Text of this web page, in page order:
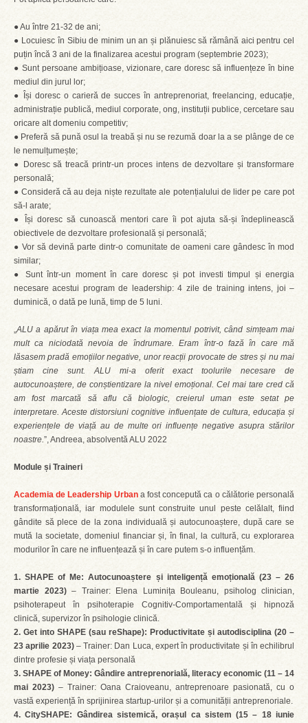
● Au între 21-32 de ani;
● Locuiesc în Sibiu de minim un an și plănuiesc să rămână aici pentru cel
puțin încă 3 ani de la finalizarea acestui program (septembrie 2023);
● Sunt persoane ambițioase, vizionare, care doresc să influențeze în bine
mediul din jurul lor;
● Își doresc o carieră de succes în antreprenoriat, freelancing, educație,
administrație publică, mediul corporate, ong, instituții publice, cercetare sau
oricare alt domeniu competitiv;
● Preferă să pună osul la treabă și nu se rezumă doar la a se plânge de ce
le nemulțumește;
● Doresc să treacă printr-un proces intens de dezvoltare și transformare
personală;
● Consideră că au deja niște rezultate ale potențialului de lider pe care pot
să-l arate;
● Își doresc să cunoască mentori care îi pot ajuta să-și îndeplinească
obiectivele de dezvoltare profesională și personală;
● Vor să devină parte dintr-o comunitate de oameni care gândesc în mod
similar;
● Sunt într-un moment în care doresc și pot investi timpul și energia
necesare acestui program de leadership: 4 zile de training intens, joi –
duminică, o dată pe lună, timp de 5 luni.
„ALU a apărut în viața mea exact la momentul potrivit, când simțeam mai
mult ca niciodată nevoia de îndrumare. Eram într-o fază în care mă
lăsasem pradă emoțiilor negative, unor reacții provocate de stres și nu mai
știam cine sunt. ALU mi-a oferit exact toolurile necesare de
autocunoaștere, de conștientizare la nivel emoțional. Cel mai tare cred că
am fost marcată să aflu că biologic, creierul uman este setat pe
interpretare. Aceste distorsiuni cognitive influențate de cultura, educația și
experiențele de viață au de multe ori influențe negative asupra stărilor
noastre.”, Andreea, absolventă ALU 2022
Module și Traineri
Academia de Leadership Urbana fost concepută ca o călătorie personală
transformațională, iar modulele sunt construite unul peste celălalt, fiind
gândite să plece de la zona individuală și autocunoaștere, după care se
mută la societate, domeniul financiar și, în final, la cultură, cu explorarea
modurilor în care ne influențează și în care putem s-o influențăm.
1. SHAPE of Me: Autocunoaștere și inteligență emoțională (23 – 26
martie 2023) – Trainer: Elena Luminița Bouleanu, psiholog clinician,
psihoterapeut în psihoterapie Cognitiv-Comportamentală și hipnoză
clinică, supervizor în psihologie clinică.
2. Get into SHAPE (sau reShape): Productivitate și autodisciplina (20 –
23 aprilie 2023)– Trainer: Dan Luca, expert în productivitate și în echilibrul
dintre profesie și viața personală
3. SHAPE of Money: Gândire antreprenorială, literacy economic (11 – 14
mai 2023) – Trainer: Oana Craioveanu, antreprenoare pasionată, cu o
vastă experiență în sprijinirea startup-urilor și a comunității antreprenoriale.
4. CitySHAPE: Gândirea sistemică, orașul ca sistem (15 – 18 iunie